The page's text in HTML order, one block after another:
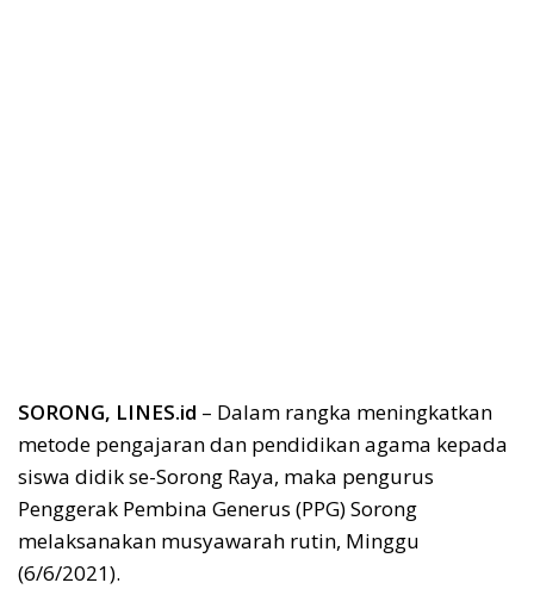
SORONG, LINES.id – Dalam rangka meningkatkan
metode pengajaran dan pendidikan agama kepada
siswa didik se-Sorong Raya, maka pengurus
Penggerak Pembina Generus (PPG) Sorong
melaksanakan musyawarah rutin, Minggu
(6/6/2021).